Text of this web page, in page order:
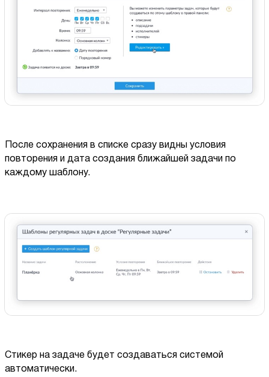
После сохранения в списке сразу видны условия
повторения и дата создания ближайшей задачи по
каждому шаблону.
Стикер на задаче будет создаваться системой
автоматически.